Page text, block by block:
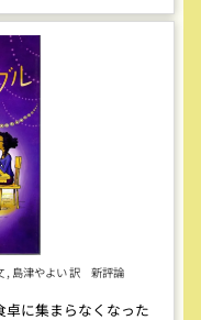
, 島津やよい 訳 新評論
に集まらなくなった